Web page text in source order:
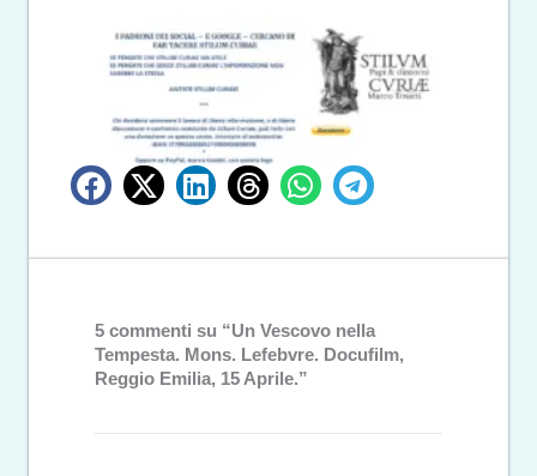
5 commenti su “Un Vescovo nella
Tempesta. Mons. Lefebvre. Docufilm,
Reggio Emilia, 15 Aprile.”